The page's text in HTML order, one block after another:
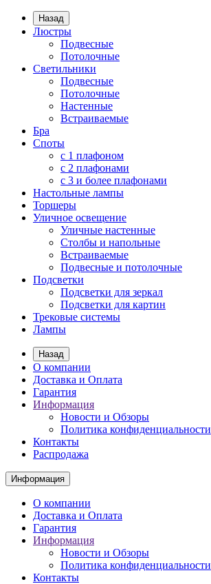
Назад
Люстры
Подвесные
Потолочные
Светильники
Подвесные
Потолочные
Настенные
Встраиваемые
Бра
Споты
с 1 плафоном
с 2 плафонами
с 3 и более плафонами
Настольные лампы
Торшеры
Уличное освещение
Уличные настенные
Столбы и напольные
Встраиваемые
Подвесные и потолочные
Подсветки
Подсветки для зеркал
Подсветки для картин
Трековые системы
Лампы
Назад
О компании
Доставка и Оплата
Гарантия
Информация
Новости и Обзоры
Политика конфиденциальности
Контакты
Распродажа
Информация
О компании
Доставка и Оплата
Гарантия
Информация
Новости и Обзоры
Политика конфиденциальности
Контакты